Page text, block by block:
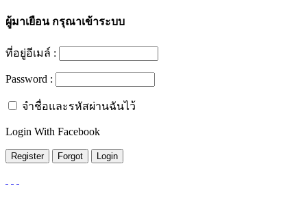
ผู้มาเยือนกรุณาเข้าระบบ
ที่อยู่อีเมล์ :
Password :
จำชื่อและรหัสผ่านฉันไว้
Login With Facebook